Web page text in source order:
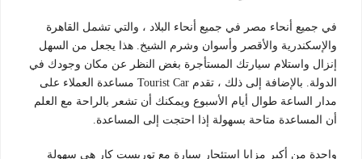
في جميع أنحاء مصر في جميع أنحاء البلاد ، والتي تشمل القاهرة
والإسكندرية والأقصر وأسوان وشرم الشيخ. هذا يجعل من السهل
إنزال واستلام سيارتك المستأجرة بغض النظر عن مكان وجودك في
الدولة. بالإضافة إلى ذلك ، تقدم Tourist Car مساعدة العملاء على
مدار الساعة طوال أيام الأسبوع ويمكنك أن تشعر بالراحة مع العلم
أن المساعدة متاحة بسهولة إذا احتجت إلى المساعدة.
واحدة من أكبر مزايا استئجار سيارة مع توريست كار هي سهولة